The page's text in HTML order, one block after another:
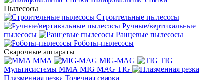
Пылесосы
Строительные пылесосы
Ручные/вертикальные
пылесосы
Ранцевые пылесосы
Роботы-пылесосы
Сварочные аппараты
MMA
MIG-MAG
TIG
Мультисистемы ММА MIG MAG TIG
Плазменная резка Точечная сварка